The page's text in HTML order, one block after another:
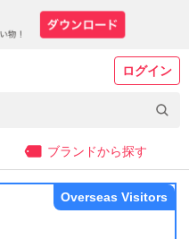
ログイン
ブランドから探す
Overseas Visitors